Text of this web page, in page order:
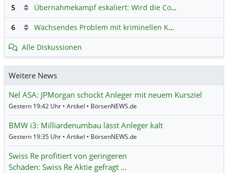
5 Übernahmekampf eskaliert: Wird die Commerzbank italienisch?
6 Wachsendes Problem mit kriminellen Kunden im Online-Handel
Alle Diskussionen
Weitere News
Nel ASA: JPMorgan schockt Anleger mit neuem Kursziel
Gestern 19:42 Uhr • Artikel • BörsenNEWS.de
BMW i3: Milliardenumbau lässt Anleger kalt
Gestern 19:35 Uhr • Artikel • BörsenNEWS.de
Swiss Re profitiert von geringeren
Schäden: Swiss Re Aktie gefragt …